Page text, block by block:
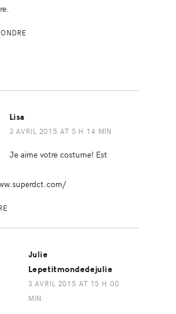
Lisa
3 AVRIL 2015 AT 5 H 14 MIN
Je aime votre costume! Est
Julie
Lepetitmondedejulie
3 AVRIL 2015 AT 15 H 00
MIN